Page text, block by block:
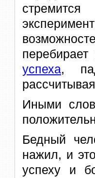
успеха,
Иными
Бедный
нажил, и
успеху и